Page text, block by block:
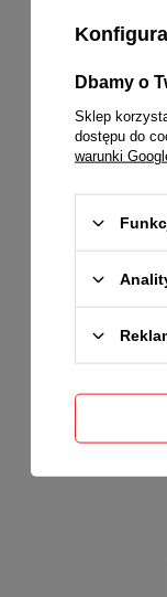
Dbamy o
Sklep
dostępu do
warunki